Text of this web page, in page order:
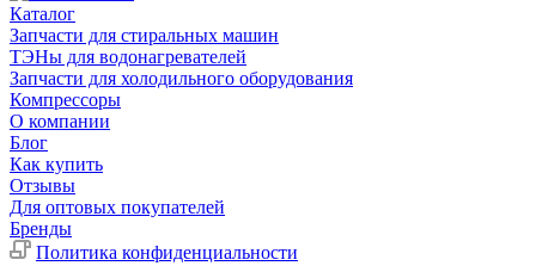
Каталог
Запчасти для стиральных машин
ТЭНы для водонагревателей
Запчасти для холодильного оборудования
Компрессоры
О компании
Блог
Как купить
Отзывы
Для оптовых покупателей
Бренды
Политика конфиденциальности